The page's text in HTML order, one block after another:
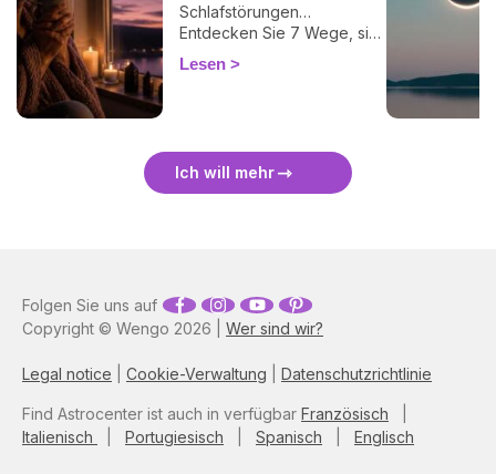
Schlafstörungen…
Entdecken Sie 7 Wege, sich
bei einer Finsternis
energetisch zu schützen
Lesen
Ich will mehr
Copyright © Wengo 2026 | Wer sind wir?
Legal notice Cookie-Verwaltung Datenschutzrichtlinie
Folgen Sie uns auf
Find Astrocenter ist auch in verfügbar Französisch
Italienisch
Portugiesisch Spanisch Englisch